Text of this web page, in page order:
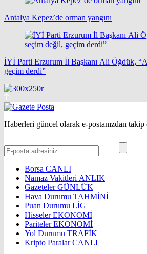
Antalya Kepez’de orman yangını
İYİ Parti Erzurum İl Başkanı Ali Öğdük,
geçim derdi”
Haberleri güncel olarak e-postanızdan
Borsa CANLI
Namaz Vakitleri ANLIK
GazetelerGÜNLÜK
Hava Durumu TAHMİNİ
Puan Durumu LİG
HisselerEKONOMİ
ParitelerEKONOMİ
Yol Durumu TRAFİK
Kripto ParalarCANLI